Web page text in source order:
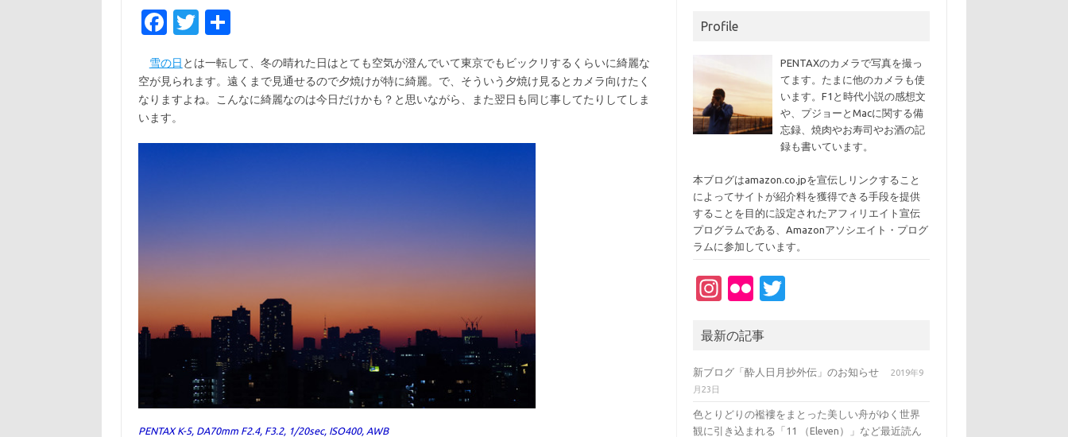
Fa
e
b
o
o
T
it
te
雪の日 とは一転して、冬の晴れた日はとても空気が澄んでいて東京でもビックリするくらいに綺麗な
空が見られます。遠くまで見通せるので夕焼けが特に綺麗。で、そういう夕焼け見るとカメラ向けたく
なりますよね。こんなに綺麗なのは今日だけかも？と思いながら、また翌日も同じ事してたりしてしま
います。
PENTAX K-5, DA70mm F2.4, F3.2, 1/20sec, ISO400, AWB
Profile
PENTAXのカメラで写真を撮っ
てます。たまに他のカメラも使
います。F1と時代小説の感想文
や、プジョーとMacに関する備
忘録、焼肉やお寿司やお酒の記
録も書いています。
本ブログはamazon.co.jpを宣伝しリンクすること
によってサイトが紹介料を獲得できる手段を提供
することを目的に設定されたアフィリエイト宣伝
プログラムである、Amazonアソシエイト・プログ
ラムに参加しています。
In
a
gr
m
Fl
kr
te
最新の記事
新ブログ「酔人日月抄外伝」のお知らせ
2019年9
月23日
色とりどりの襤褸をまとった美しい舟がゆく世界
観に引き込まれる「11 （Eleven）」など最近読ん